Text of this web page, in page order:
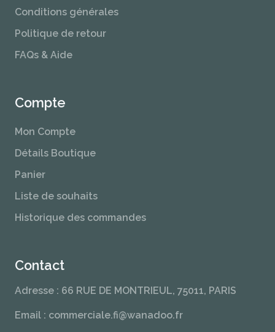
Conditions générales
Politique de retour
FAQs & Aide
Compte
Mon Compte
Détails Boutique
Panier
Liste de souhaits
Historique des commandes
Contact
Adresse : 66 RUE DE MONTRIEUL, 75011, PARIS
Email : commerciale.fi@wanadoo.fr